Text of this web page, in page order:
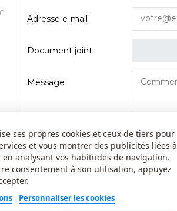
Adresse e-mail
Document joint
Message
ses propres cookies et ceux de tiers pour
et vous montrer des publicités liées à
en analysant vos habitudes de navigation.
consentement à son utilisation, appuyez
Personnaliser les cookies